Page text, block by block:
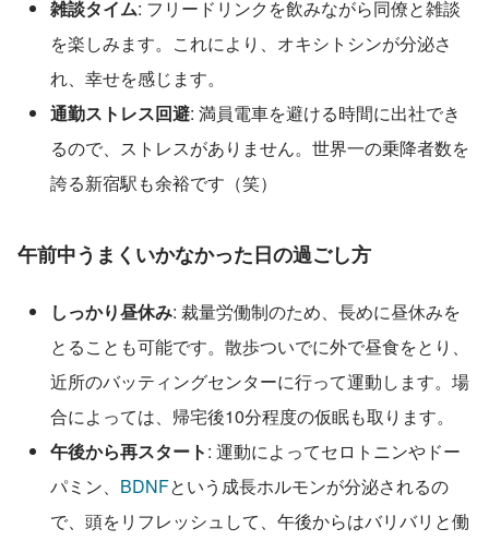
雑談タイム: フリードリンクを飲みながら同僚と雑談
を楽しみます。これにより、オキシトシンが分泌さ
れ、幸せを感じます。
通勤ストレス回避: 満員電車を避ける時間に出社でき
るので、ストレスがありません。世界一の乗降者数を
誇る新宿駅も余裕です（笑）
午前中うまくいかなかった日の過ごし方
しっかり昼休み: 裁量労働制のため、長めに昼休みを
とることも可能です。散歩ついでに外で昼食をとり、
近所のバッティングセンターに行って運動します。場
合によっては、帰宅後10分程度の仮眠も取ります。
午後から再スタート: 運動によってセロトニンやドー
パミン、 BDNFという成長ホルモンが分泌されるの
で、頭をリフレッシュして、午後からはバリバリと働